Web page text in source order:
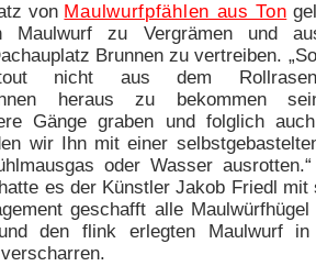
von Maulwurfpfählen aus Ton
Maulwurf zu Vergrämen und
Brunnen zu vertreiben.
nicht aus dem
heraus zu bekommen
Gänge graben und folglich
wir Ihn mit einer
oder Wasser
es der Künstler Jakob Friedl mit
geschafft alle
den flink erlegten Maulwurf in